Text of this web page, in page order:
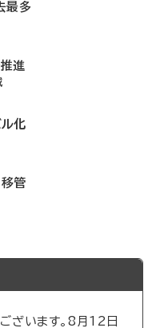
最多
進
ル化
管
ざいます。8月12日